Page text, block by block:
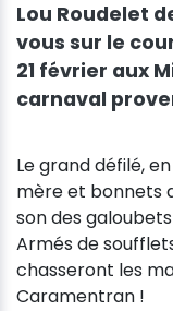
Lou Roudelet
vous sur le
21 février aux
carnaval
Le grand défilé,
mère et bonnets
son des
Armés de
chasseront les
Caramentran !